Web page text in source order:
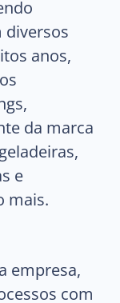
diversos
anos,
da marca
e
mais.
empresa,
com